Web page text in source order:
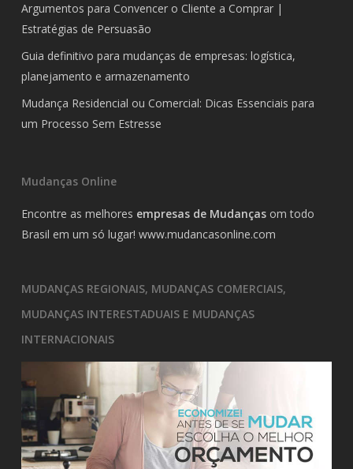
Argumentos para Convencer o Cliente a Comprar |
Estratégias de Persuasão
Guia definitivo para mudanças de empresas: logística,
planejamento e armazenamento
Mudança Residencial ou Comercial: Dicas Essenciais para
um Processo Sem Estresse
Mudanças Online
Encontre as melhores empresas de Mudançasom todo
Brasil em um só lugar! www.mudancasonline.com
MUDANÇAS REGIONAIS, MUDANÇAS COMERCIAIS,
MUDANÇAS INTERESTADUAIS E MUDANÇAS
INTERNACIONAIS